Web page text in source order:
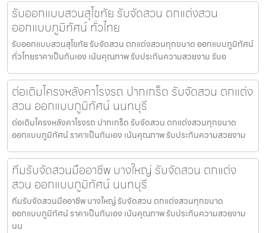
รับออกแบบสวนสุโขทัย รับจัดสวน ตกแต่งสวน
ออกแบบภูมิทัศน์ ทั่วไทย
รับออกแบบสวนสุโขทัย รับจัดสวน ตกแต่งสวนทุกขนาด ออกแบบภูมิทัศน์
ทั่วไทยราคาเป็นกันเอง เน้นคุณภาพ รับประกันความสวยงาม รับอ
ต่อเติมโครงหลังคาโรงรถ ปากเกร็ด รับจัดสวน ตกแต่ง
สวน ออกแบบภูมิทัศน์ นนทบุรี
ต่อเติมโครงหลังคาโรงรถ ปากเกร็ด รับจัดสวน ตกแต่งสวนทุกขนาด
ออกแบบภูมิทัศน์ ราคาเป็นกันเอง เน้นคุณภาพ รับประกันความสวยงาม
ทีมรับจัดสวนมืออาชีพ บางใหญ่ รับจัดสวน ตกแต่ง
สวน ออกแบบภูมิทัศน์ นนทบุรี
ทีมรับจัดสวนมืออาชีพ บางใหญ่ รับจัดสวน ตกแต่งสวนทุกขนาด
ออกแบบภูมิทัศน์ ราคาเป็นกันเอง เน้นคุณภาพ รับประกันความสวยงาม
นน